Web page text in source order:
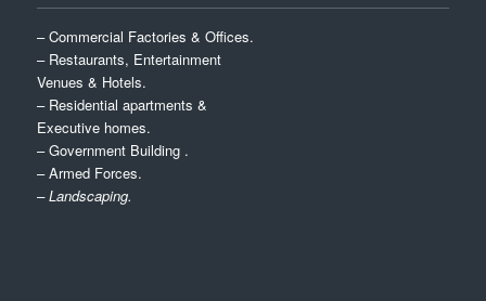
– Commercial Factories & Offices.
– Restaurants, Entertainment
Venues & Hotels.
– Residential apartments &
Executive homes.
– Government Building .
– Armed Forces.
– Landscaping.